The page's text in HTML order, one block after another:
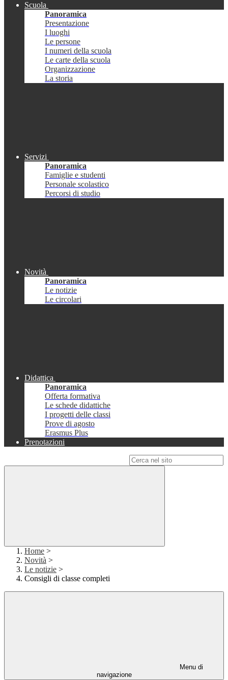
Scuola
Panoramica
Presentazione
I luoghi
Le persone
I numeri della scuola
Le carte della scuola
Organizzazione
La storia
Servizi
Panoramica
Famiglie e studenti
Personale scolastico
Percorsi di studio
Novità
Panoramica
Le notizie
Le circolari
Didattica
Panoramica
Offerta formativa
Le schede didattiche
I progetti delle classi
Prove di agosto
Erasmus Plus
Prenotazioni
Home >
Novità >
Le notizie >
Consigli di classe completi
Menu di
navigazione